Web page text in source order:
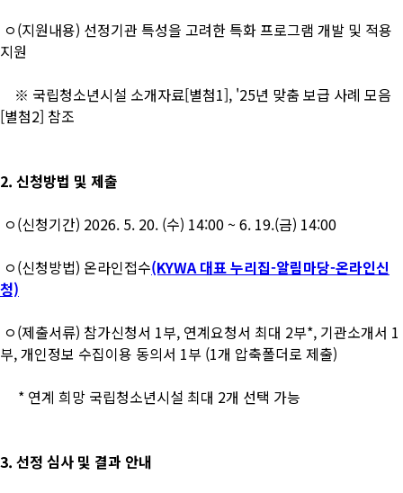
ㅇ(지원내용) 선정기관 특성을 고려한 특화 프로그램 개발 및 적용
지원
※ 국립청소년시설 소개자료[별첨1], '25년 맞춤 보급 사례 모음
[별첨2] 참조
2. 신청방법 및 제출
ㅇ(신청기간) 2026. 5. 20. (수) 14:00 ~ 6. 19.(금) 14:00
ㅇ(신청방법) 온라인접수(KYWA 대표 누리집-알림마당-온라인신
청)
ㅇ(제출서류) 참가신청서 1부, 연계요청서 최대 2부*, 기관소개서 1
부, 개인정보 수집이용 동의서 1부 (1개 압축폴더로 제출)
* 연계 희망 국립청소년시설 최대 2개 선택 가능
3. 선정 심사 및 결과 안내